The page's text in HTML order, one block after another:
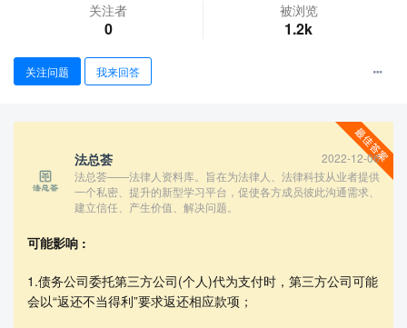
关注者
0
被浏览
1.2k
关注问题 我来回答
法总荟
2022-12-06
法总荟——法律人资料库。旨在为法律人、法律科技从业者提供
一个私密、提升的新型学习平台，促使各方成员彼此沟通需求、
建立信任、产生价值、解决问题。
可能影响 :
1.债务公司委托第三方公司(个人)代为支付时，第三方公司可能
会以“返还不当得利”要求返还相应款项；